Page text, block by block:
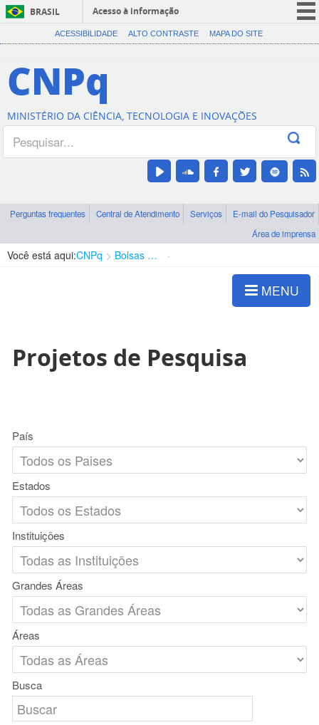
BRASIL
Acesso à informação
CORONAVÍRUS (COVID-19)
Canais
ACESSIBILIDADE ALTO CONTRASTE MAPA DO SITE
CNPq
MINISTÉRIO DA CIÊNCIA, TECNOLOGIA E INOVAÇÕES
Perguntas frequentes Central de Atendimento Serviços
E-mail do Pesquisador
Área de imprensa
Você está aqui:CNPq Bolsas e Auxílios Vigentes
MENU
Projetos de Pesquisa
País
Estados
Instituições
Grandes Áreas
Áreas
Busca